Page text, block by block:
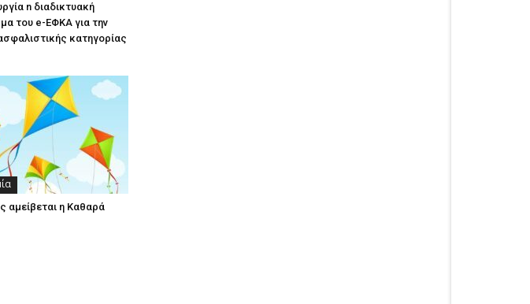
n διαδικτυακή
του e-ΕΦΚΑ για την
κατηγορίας
αμείβεται η Καθαρά